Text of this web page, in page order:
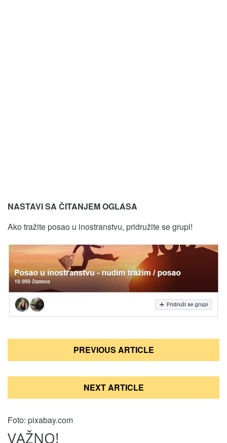
NASTAVI SA ČITANJEM OGLASA
Ako tražite posao u inostranstvu, pridružite se grupi!
Кретање
PREVIOUS ARTICLE
NEXT ARTICLE
Foto: pixabay.com
VAŽNO!